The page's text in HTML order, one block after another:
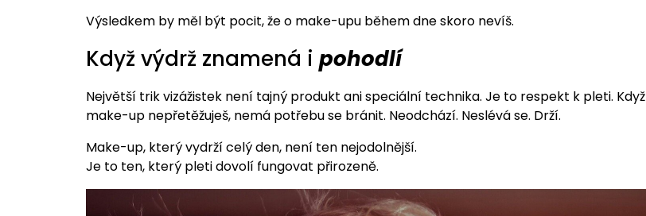
Výsledkem by měl být pocit, že o make-upu během dne skoro nevíš.
Když výdrž znamená i pohodlí
Největší trik vizážistek není tajný produkt ani speciální technika. Je to respekt k pleti. Když
make-up nepřetěžuješ, nemá potřebu se bránit. Neodchází. Neslévá se. Drží.
Make-up, který vydrží celý den, není ten nejodolnější.
Je to ten, který pleti dovolí fungovat přirozeně.